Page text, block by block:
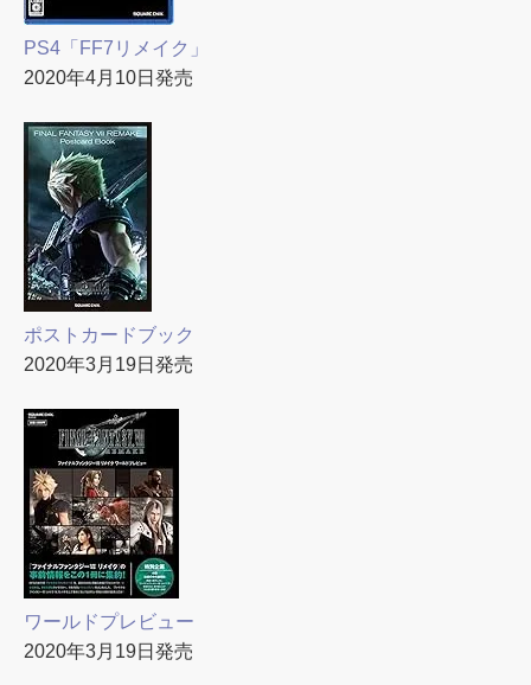
PS4「FF7リメイク」
2020年4月10日発売
ポストカードブック
2020年3月19日発売
ワールドプレビュー
2020年3月19日発売